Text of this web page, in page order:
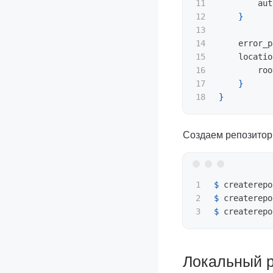
11
12
13
14
15
16
17
}
}
}
Создаем
1
2
$
$
$
Локальный